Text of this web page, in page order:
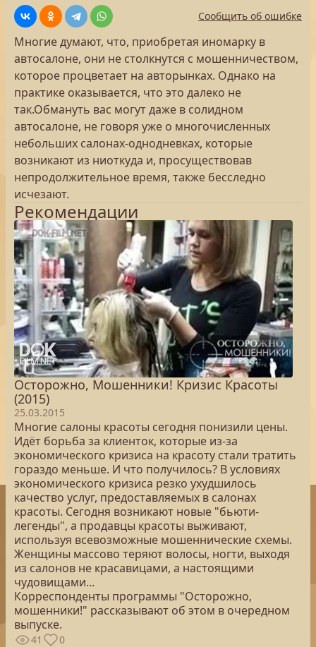
Сообщить об ошибке
Многие думают, что, приобретая иномарку в
автосалоне, они не столкнутся с мошенничеством,
которое процветает на авторынках. Однако на
практике оказывается, что это далеко не
так.Обмануть вас могут даже в солидном
автосалоне, не говоря уже о многочисленных
небольших салонах-однодневках, которые
возникают из ниоткуда и, просуществовав
непродолжительное время, также бесследно
исчезают.
Рекомендации
Осторожно, Мошенники! Кризис Красоты
(2015)
25.03.2015
Многие салоны красоты сегодня понизили цены.
Идёт борьба за клиенток, которые из-за
экономического кризиса на красоту стали тратить
гораздо меньше. И что получилось? В условиях
экономического кризиса резко ухудшилось
качество услуг, предоставляемых в салонах
красоты. Сегодня возникают новые "бьюти-
легенды", а продавцы красоты выживают,
используя всевозможные мошеннические схемы.
Женщины массово теряют волосы, ногти, выходя
из салонов не красавицами, а настоящими
чудовищами...
Корреспонденты программы "Осторожно,
мошенники!" рассказывают об этом в очередном
выпуске.
41 0